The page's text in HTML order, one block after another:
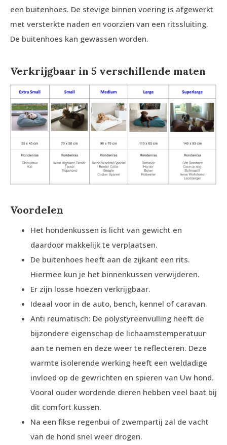
een buitenhoes. De stevige binnen voering is afgewerkt
met versterkte naden en voorzien van een ritssluiting.
De buitenhoes kan gewassen worden.
Verkrijgbaar in 5 verschillende maten
Voordelen
Het hondenkussen is licht van gewicht en
daardoor makkelijk te verplaatsen.
De buitenhoes heeft aan de zijkant een rits.
Hiermee kun je het binnenkussen verwijderen.
Er zijn losse hoezen verkrijgbaar.
Ideaal voor in de auto, bench, kennel of caravan.
Anti reumatisch: De polystyreenvulling heeft de
bijzondere eigenschap de lichaamstemperatuur
aan te nemen en deze weer te reflecteren. Deze
warmte isolerende werking heeft een weldadige
invloed op de gewrichten en spieren van Uw hond.
Vooral ouder wordende dieren hebben veel baat bij
dit comfort kussen.
Na een fikse regenbui of zwempartij zal de vacht
van de hond snel weer drogen.